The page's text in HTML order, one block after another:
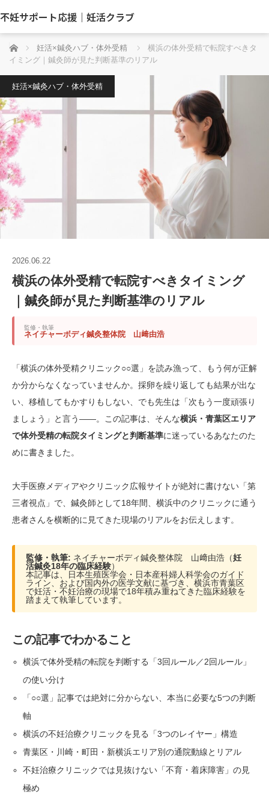
不妊サポート応援｜妊活クラブ
ホーム 妊活×鍼灸ハブ・体外受精
横浜の体外受精で転院すべきタ
イミング｜鍼灸師が見た判断基準のリアル
妊活×鍼灸ハブ・体外受精
2026.06.22
横浜の体外受精で転院すべきタイミング
｜鍼灸師が見た判断基準のリアル
監修・執筆
ネイチャーボディ鍼灸整体院 山﨑由浩
「横浜の体外受精クリニック○○選」を読み漁って、もう何が正解
か分からなくなっていませんか。採卵を繰り返しても結果が出な
い、移植してもかすりもしない、でも先生は「次もう一度頑張り
ましょう」と言う——。この記事は、そんな横浜・青葉区エリア
で体外受精の転院タイミングと判断基準に迷っているあなたのた
めに書きました。
大手医療メディアやクリニック広報サイトが絶対に書けない「第
三者視点」で、鍼灸師として18年間、横浜中のクリニックに通う
患者さんを横断的に見てきた現場のリアルをお伝えします。
監修・執筆: ネイチャーボディ鍼灸整体院 山﨑由浩（妊
活鍼灸18年の臨床経験）
本記事は、日本生殖医学会・日本産科婦人科学会のガイド
ライン、および国内外の医学文献に基づき、横浜市青葉区
で妊活・不妊治療の現場で18年積み重ねてきた臨床経験を
踏まえて執筆しています。
この記事でわかること
横浜で体外受精の転院を判断する「3回ルール／2回ルール」
の使い分け
「○○選」記事では絶対に分からない、本当に必要な5つの判断
軸
横浜の不妊治療クリニックを見る「3つのレイヤー」構造
青葉区・川崎・町田・新横浜エリア別の通院動線とリアル
不妊治療クリニックでは見抜けない「不育・着床障害」の見
極め